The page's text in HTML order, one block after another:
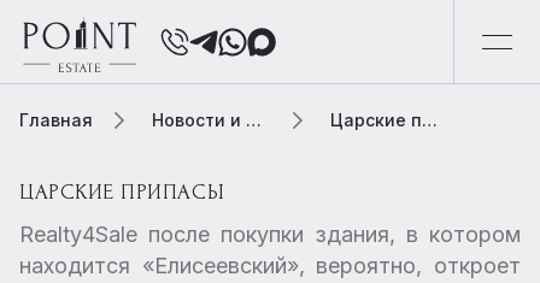
Главная Новости и обзоры Царские припасы
ЦАРСКИЕ ПРИПАСЫ
Realty4Sale после покупки здания, в котором
находится «Елисеевский», вероятно, откроет